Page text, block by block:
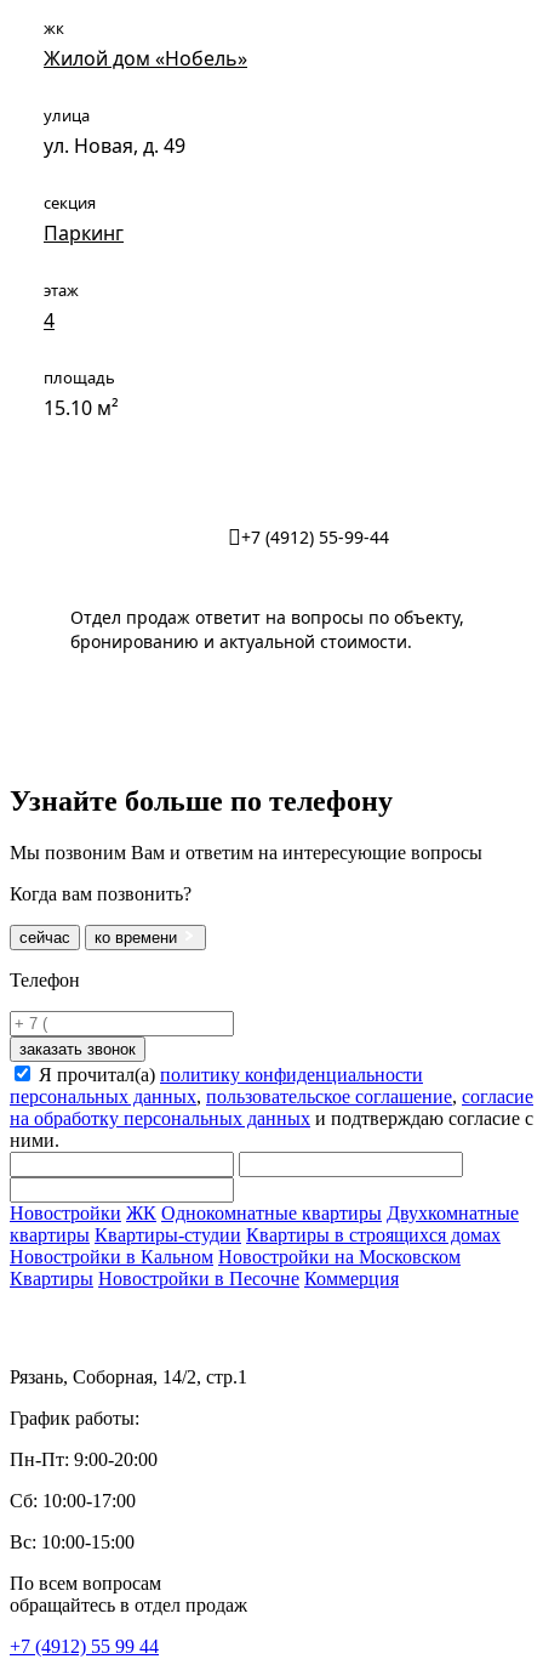
жк
Жилой дом «Нобель»
улица
ул. Новая, д. 49
секция
Паркинг
этаж
4
площадь
15.10 м²
+7 (4912) 55-99-44
Отдел продаж ответит на вопросы по объекту,
бронированию и актуальной стоимости.
Узнайте больше по телефону
Мы позвоним Вам и ответим на интересующие вопросы
Когда вам позвонить?
сейчас ко времени
Телефон
заказать звонок
Я прочитал(а) политику конфиденциальности
персональных данных, пользовательское соглашение, согласие
на обработку персональных данных и подтверждаю согласие с
ними.
Новостройки ЖК Однокомнатные квартиры Двухкомнатные
квартиры Квартиры-студии Квартиры в строящихся домах
Новостройки в Кальном Новостройки на Московском
Квартиры Новостройки в Песочне Коммерция
Рязань, Соборная, 14/2, стр.1
График работы:
Пн-Пт: 9:00-20:00
Сб: 10:00-17:00
Вс: 10:00-15:00
По всем вопросам
обращайтесь в отдел продаж
+7 (4912) 55 99 44